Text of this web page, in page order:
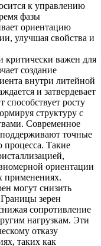
к управлению
фазы
ориентацию
улучшая свойства и
критически важен для
создание
внутри литейной
и затвердевает
способствует росту
структуру с
Современное
точные
процесса. Такие
,
ориентации
применениях.
могут снизить
зерен
сопротивление
нагрузкам. Эти
отказу
таких как